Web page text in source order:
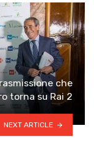
che
torna su Rai 2
NEXT ARTICLE